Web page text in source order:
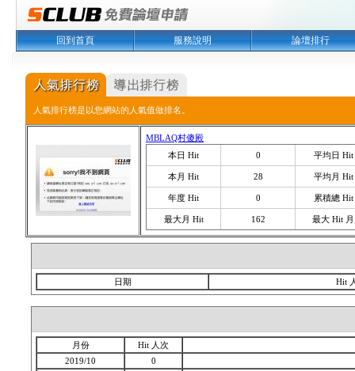
回到首頁 服務說明 論壇排行
人氣排行榜是以您網站的人氣值做排名。
MBLAQ村傻殿
本日 Hit
0 平均日 Hit
本月 Hit 28 平均月 Hit
年度 Hit 0 累積總 Hit
最大月 Hit 162 最大 Hit 月
日期 Hit
月份
Hit 人次
2019/10
0